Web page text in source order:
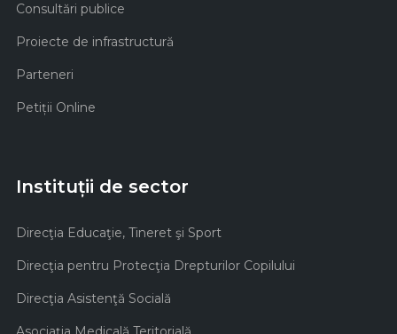
Consultări publice
Proiecte de infrastructură
Parteneri
Petiții Online
Instituții de sector
Direcţia Educaţie, Tineret şi Sport
Direcţia pentru Protecţia Drepturilor Copilului
Direcţia Asistenţă Socială